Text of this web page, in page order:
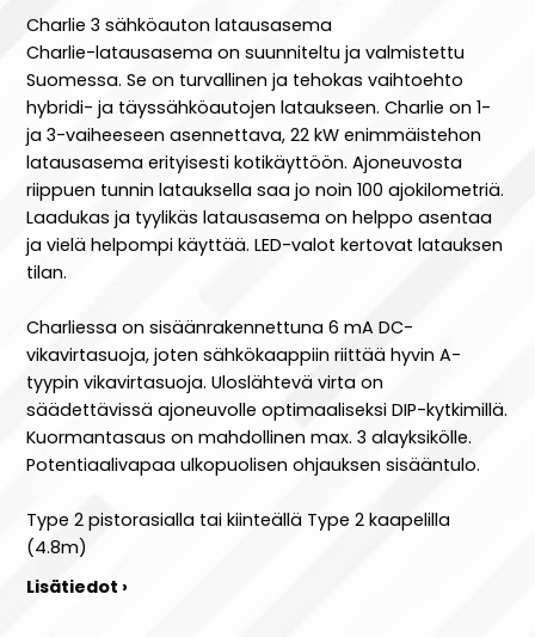
Charlie 3 sähköauton latausasema
Charlie-latausasema on suunniteltu ja valmistettu
Suomessa. Se on turvallinen ja tehokas vaihtoehto
hybridi- ja täyssähköautojen lataukseen. Charlie on 1-
ja 3-vaiheeseen asennettava, 22 kW enimmäistehon
latausasema erityisesti kotikäyttöön. Ajoneuvosta
riippuen tunnin latauksella saa jo noin 100 ajokilometriä.
Laadukas ja tyylikäs latausasema on helppo asentaa
ja vielä helpompi käyttää. LED-valot kertovat latauksen
tilan.
Charliessa on sisäänrakennettuna 6 mA DC-
vikavirtasuoja, joten sähkökaappiin riittää hyvin A-
tyypin vikavirtasuoja. Uloslähtevä virta on
säädettävissä ajoneuvolle optimaaliseksi DIP-kytkimillä.
Kuormantasaus on mahdollinen max. 3 alayksikölle.
Potentiaalivapaa ulkopuolisen ohjauksen sisääntulo.
Type 2 pistorasialla tai kiinteällä Type 2 kaapelilla
(4.8m)
Lisätiedot ›